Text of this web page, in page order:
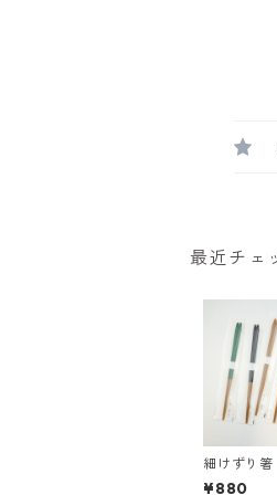
最近チェ
細けずり箸
¥880